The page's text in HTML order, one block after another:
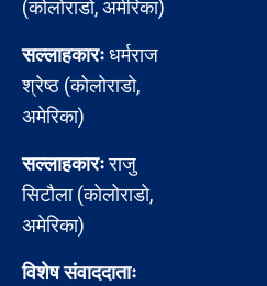
(कोलोराडो, अमेरिका)
सल्लाहकारःधर्मराज
श्रेष्ठ (कोलोराडो,
अमेरिका)
सल्लाहकारःराजु
सिटौला (कोलोराडो,
अमेरिका)
विशेष संवाददाताः